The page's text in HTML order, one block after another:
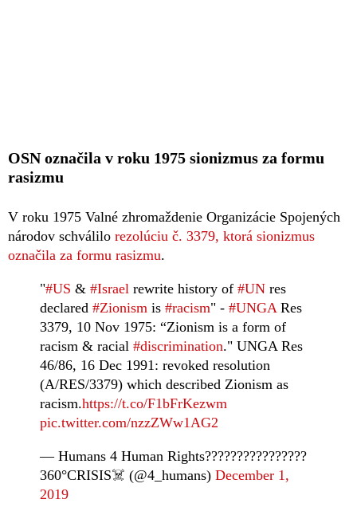
OSN označila v roku 1975 sionizmus za formu
rasizmu
V roku 1975 Valné zhromaždenie Organizácie Spojených
národov schválilo rezolúciu č. 3379, ktorá sionizmus
označila za formu rasizmu.
"#US & #Israel rewrite history of #UN res
declared #Zionism is #racism" - #UNGARes
3379, 10 Nov 1975: “Zionism is a form of
racism & racial #discrimination." UNGA Res
46/86, 16 Dec 1991: revoked resolution
(A/RES/3379) which described Zionism as
racism.https://t.co/F1bFrKezwm
pic.twitter.com/nzzZWw1AG2
— Humans 4 Human Rights????????????????
360°CRISIS☠️ (@4_humans) December 1,
2019